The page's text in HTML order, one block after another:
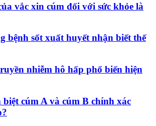
vắc xin cúm đối với sức khỏe là
bệnh sốt xuất huyết nhận biết thế
nhiễm hô hấp phổ biến hiện
biệt cúm A và cúm B chính xác